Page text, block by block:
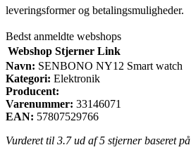
leveringsformer og betalingsmuligheder.
Bedst anmeldte webshops
Webshop Stjerner Link
Navn: SENBONO NY12 Smart watch
Kategori: Elektronik
Producent:
Varenummer: 33146071
EAN: 57807529766
Vurderet til 3.7ud af 5 stjerner baseret på